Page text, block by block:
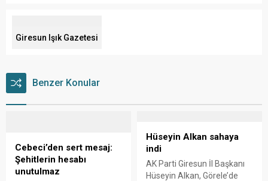
Giresun Işık Gazetesi
Benzer Konular
Cebeci’den sert mesaj:
Şehitlerin hesabı
unutulmaz
Hüseyin Alkan sahaya
indi
AK Parti Giresun İl Başkanı
Hüseyin Alkan, Görele’de